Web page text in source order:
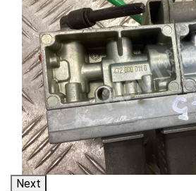
Next